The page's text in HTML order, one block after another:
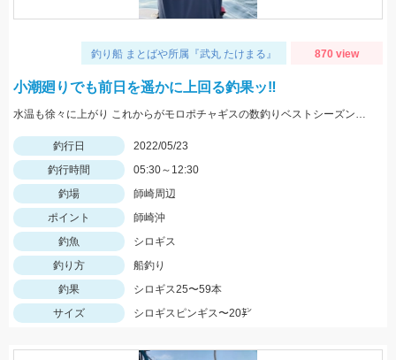
釣り船 まとばや所属『武丸 たけまる』 870 view
小潮廻りでも前日を遥かに上回る釣果ッ‼︎
水温も徐々に上がり これからがモロポチャギスの数釣りベストシーズンインですよッ(・∀・)b
釣行日
2022/05/23
釣行時間
05:30～12:30
釣場
師崎周辺
ポイント
師崎沖
釣魚
シロギス
釣り方
船釣り
釣果
シロギス25〜59本
サイズ
シロギスピンギス〜20㌢